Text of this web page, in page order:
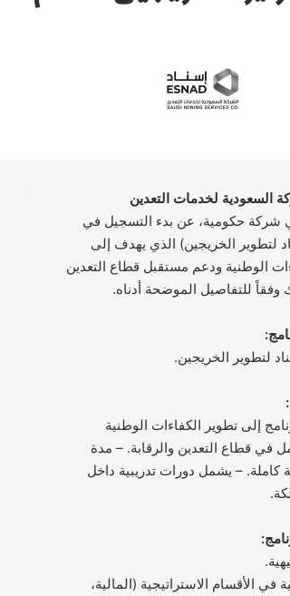
السعودية لخدمات التعدين
شركة حكومية، عن بدء التسجيل في
لتطوير الخريجين) الذي يهدف إلى
الوطنية ودعم مستقبل قطاع التعدين
وفقاً للتفاصيل الموضحة أدناه.
لتطوير الخريجين.
إلى تطوير الكفاءات الوطنية
في قطاع التعدين والرقابة. – مدة
كاملة. – يشمل دورات تدريبية داخل
في الأقسام الاستراتيجية (المالية،